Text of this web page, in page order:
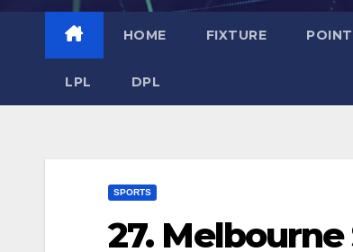
HOME FIXTURE
LPL DPL
SPORTS
27.